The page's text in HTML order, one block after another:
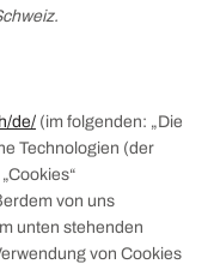
de/ (im folgenden: „Die
Technologien (der
von uns
unten stehenden
von Cookies